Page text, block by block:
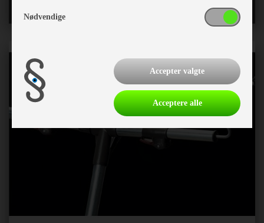
Nødvendige
Accepter valgte
Acceptere alle